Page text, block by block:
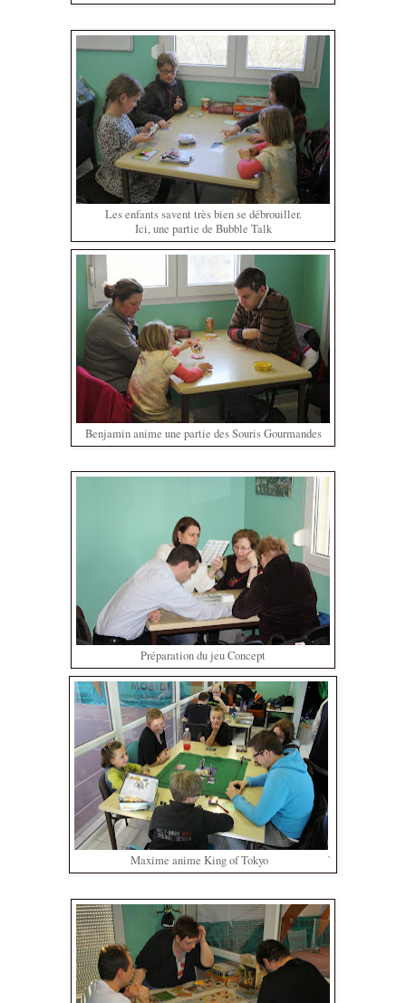
Les enfants savent très bien se débrouiller.
Ici, une partie de Bubble Talk
Benjamin anime une partie des Souris Gourmandes
Préparation du jeu Concept
Maxime anime King of Tokyo `